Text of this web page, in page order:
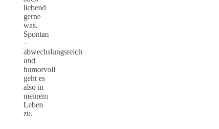
liebend
gerne
was.
Spontan
–
abwechslungsreich
und
humorvoll
geht es
also in
meinem
Leben
zu.